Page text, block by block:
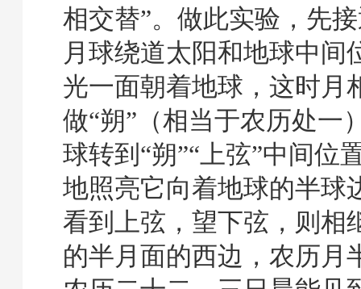
相交替”。做此实验，先
月球绕道太阳和地球中间
光一面朝着地球，这时月
做“朔”（相当于农历处一
球转到“朔”“上弦”中间位
地照亮它向着地球的半球
看到上弦，望下弦，则相
的半月面的西边，农历月